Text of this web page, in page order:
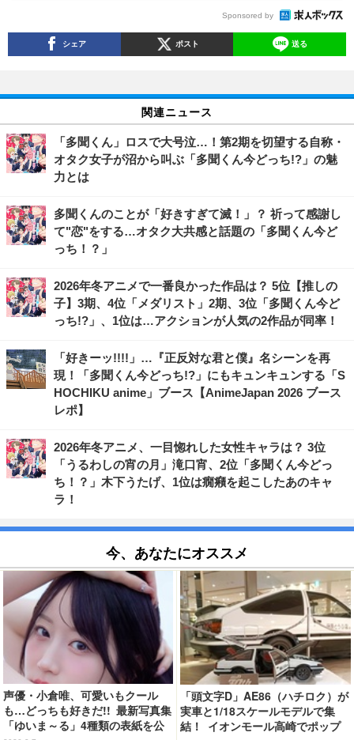
Sponsored by
シェア ポスト 送る
関連ニュース
「多聞くん」ロスで大号泣…！第2期を切望する自称・
オタク女子が沼から叫ぶ「多聞くん今どっち!?」の魅
力とは
多聞くんのことが「好きすぎて滅！」？ 祈って感謝し
て"恋"をする…オタク大共感と話題の「多聞くん今ど
っち！？」
2026年冬アニメで一番良かった作品は？ 5位【推しの
子】3期、4位「メダリスト」2期、3位「多聞くん今ど
っち!?」、1位は…アクションが人気の2作品が同率！
「好きーッ!!!!」…『正反対な君と僕』名シーンを再
現！「多聞くん今どっち!?」にもキュンキュンする「S
HOCHIKU anime」ブース【AnimeJapan 2026 ブース
レポ】
2026年冬アニメ、一目惚れした女性キャラは？ 3位
「うるわしの宵の月」滝口宵、2位「多聞くん今どっ
ち！？」木下うたげ、1位は癇癪を起こしたあのキャ
ラ！
今、あなたにオススメ
声優・小倉唯、可愛いもクール
も…どっちも好きだ!! 最新写真集
「ゆいま～る」4種類の表紙を公
「頭文字D」AE86（ハチロク）が
実車と1/18スケールモデルで集
結！ イオンモール高崎でポップ